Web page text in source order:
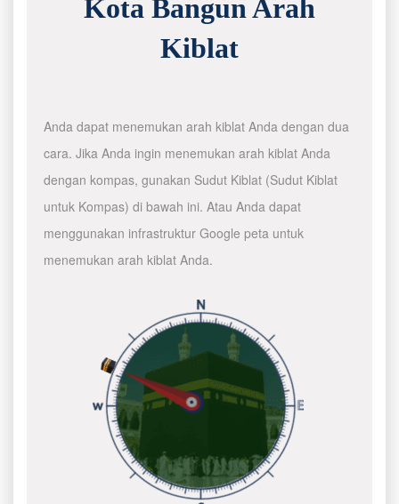
Kota Bangun Arah
Kiblat
Anda dapat menemukan arah kiblat Anda dengan dua
cara. Jika Anda ingin menemukan arah kiblat Anda
dengan kompas, gunakan Sudut Kiblat (Sudut Kiblat
untuk Kompas) di bawah ini. Atau Anda dapat
menggunakan infrastruktur Google peta untuk
menemukan arah kiblat Anda.